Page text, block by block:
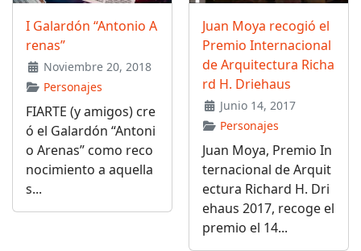
I Galardón “Antonio A
renas”
Noviembre 20, 2018
Personajes
FIARTE (y amigos) cre
ó el Galardón “Antoni
o Arenas” como reco
nocimiento a aquella
s...
Juan Moya recogió el
Premio Internacional
de Arquitectura Richa
rd H. Driehaus
Junio 14, 2017
Personajes
Juan Moya, Premio In
ternacional de Arquit
ectura Richard H. Dri
ehaus 2017, recoge el
premio el 14...